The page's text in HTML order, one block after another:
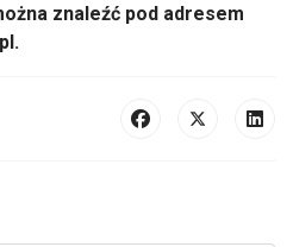
znaleźć pod adresem